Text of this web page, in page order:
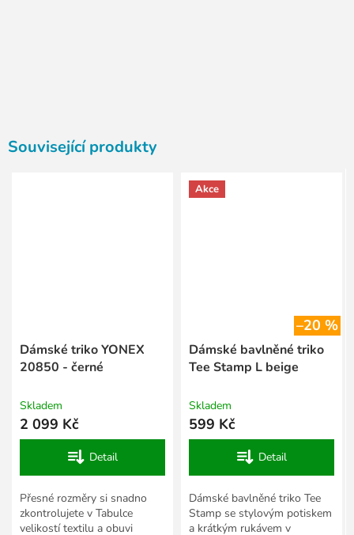
Související produkty
Dámské triko YONEX
20850 - černé
Skladem
2 099 Kč
Detail
Přesné rozměry si snadno
zkontrolujete v Tabulce
velikostí textilu a obuvi
Akce
–20 %
Dámské bavlněné triko
Tee Stamp L beige
Skladem
599 Kč
Detail
Dámské bavlněné triko Tee
Stamp se stylovým potiskem
a krátkým rukávem v